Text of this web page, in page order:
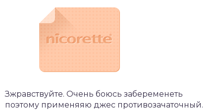
Зжравствуйте. Очень боюсь забеременеть
поэтому применяяю джес противозачаточный.